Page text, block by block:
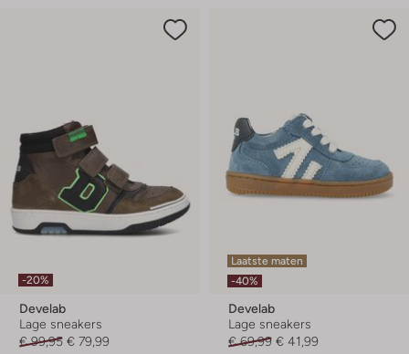
-20%
Develab
Lage sneakers
€ 99,95 € 79,99
Laatste maten
-40%
Develab
Lage sneakers
€ 69,99 € 41,99